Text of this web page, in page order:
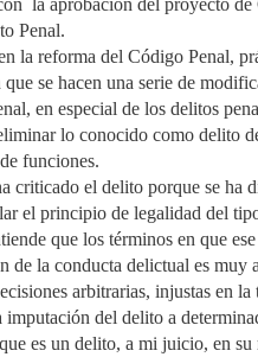
la aprobación del proyecto
Penal.
la reforma del Código Penal,
se hacen una serie de
en especial de los delitos
lo conocido como delito
funciones.
criticado el delito porque se ha
el principio de legalidad del
que los términos en que
de la conducta delictual es muy
arbitrarias, injustas en
imputación del delito a
es un delito, a mi juicio, en su